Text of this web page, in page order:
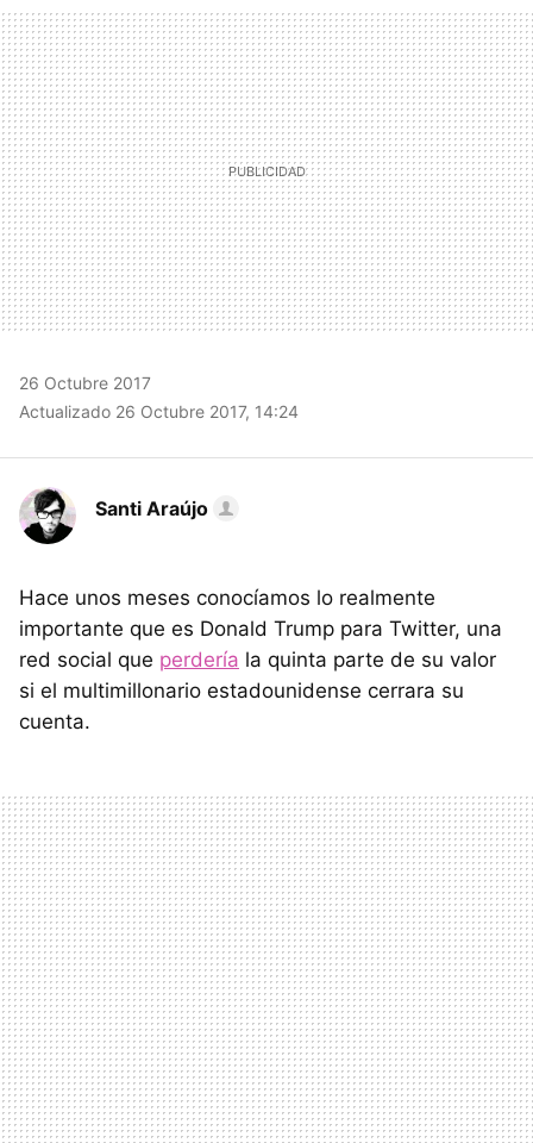
MAIL
26 Octubre 2017
Actualizado 26 Octubre 2017, 14:24
Santi Araújo
Hace unos meses conocíamos lo realmente
importante que es Donald Trump para Twitter, una
red social que perdería la quinta parte de su valor
si el multimillonario estadounidense cerrara su
cuenta.